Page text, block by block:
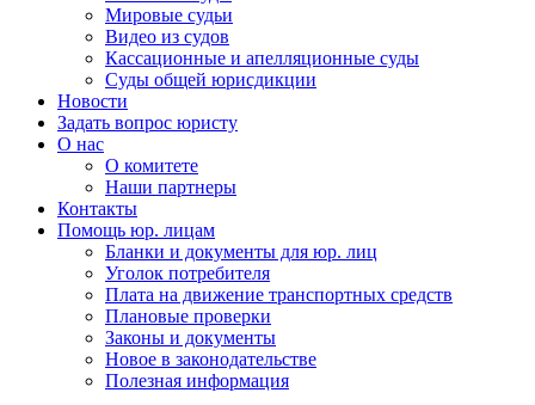
Мировые судьи
Видео из судов
Кассационные и апелляционные суды
Суды общей юрисдикции
Новости
Задать вопрос юристу
О нас
О комитете
Наши партнеры
Контакты
Помощь юр. лицам
Бланки и документы для юр. лиц
Уголок потребителя
Плата на движение транспортных средств
Плановые проверки
Законы и документы
Новое в законодательстве
Полезная информация